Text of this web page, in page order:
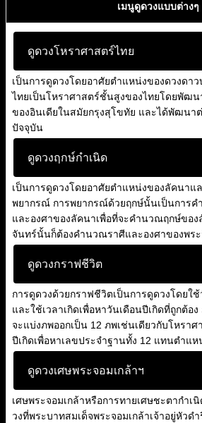
เมนูดูดวงแบบต่างๆ
ดูดวงโหราศาสตร์ไทย
เป็นการดูดวงโดยอาศัยตำแหน่งของดวงดา
ไทยเป็นโหราศาสตร์ชั้นสูงของไทยโดยพัฒน
ของอินเดียในสมัยกรุงสุโขทัย และได้พัฒนา
ปัจจุบัน
ดูดวงฤกษ์กำเนิด
เป็นการดูดวงโดยอาศัยตำแหน่งของลัคนาแ
พยากรณ์ การพยากรณ์ด้วยฤกษ์นั้นเป็นการ
และองศาของลัคนาเพื่อที่จะคำนวณฤกษ์ขอ
จันทร์นั้นก็ต้องคำนวณราศีและองศาของพร
ดูดวงกราฟชีวิต
การดูดวงด้วยกราฟชีวิตเป็นการดูดวงโดยใ
และใช้เวลาเกิดเพื่อหาวันเดือนปีเกิดที่ถูกต้อ
จะแบ่งภพออกเป็น 12 ภพเช่นเดียวกับโหรา
ปีเกิดเพื่อหาเลขประจำฐานทั้ง 12 แทนตำแ
ดูดวงเศษพระจอมเกล้าฯ
เศษพระจอมเกล้าหรือการทายเศษชะตากำเ
วงที่พระบาทสมเด็จพระจอมเกล้าเจ้าอยู่หัว